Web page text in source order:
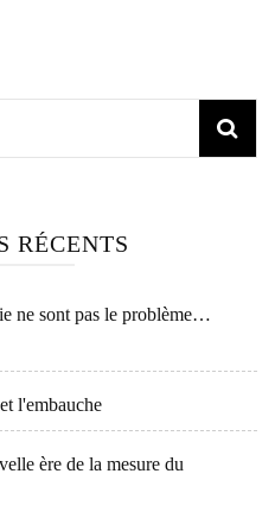
RÉCENTS
ne sont pas le problème…
l'embauche
ère de la mesure du